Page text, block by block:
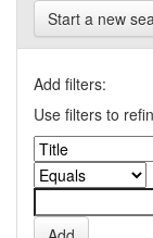
Start a new
Add filters:
Use filters to